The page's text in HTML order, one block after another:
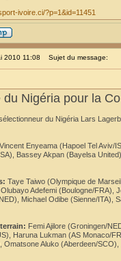
ivoire.ci/?p=1&id=11451
2010 11:08 Sujet du message:
du Nigéria pour la
du Nigéria Lars
Vincent Enyeama (Hapoel Tel Aviv/
Bassey Akpan (Bayelsa
Taye Taiwo (Olympique de
Adefemi (Boulogne/FRA),
Michael Odibe (Sienne/ITA),
Femi Ajilore (Groningen/
Haruna Lukman (AS Monaco/
Omatsone Aluko (Aberdeen/